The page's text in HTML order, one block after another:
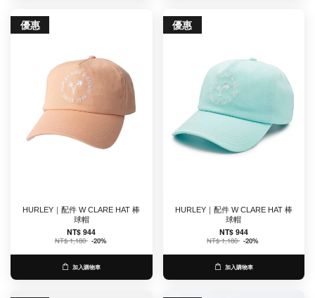
優惠
HURLEY｜配件 W CLARE HAT 棒
球帽
NT$ 944
NT$ 1,180 -20%
加入購物車
優惠
HURLEY｜配件 W CLARE HAT 棒
球帽
NT$ 944
NT$ 1,180 -20%
加入購物車